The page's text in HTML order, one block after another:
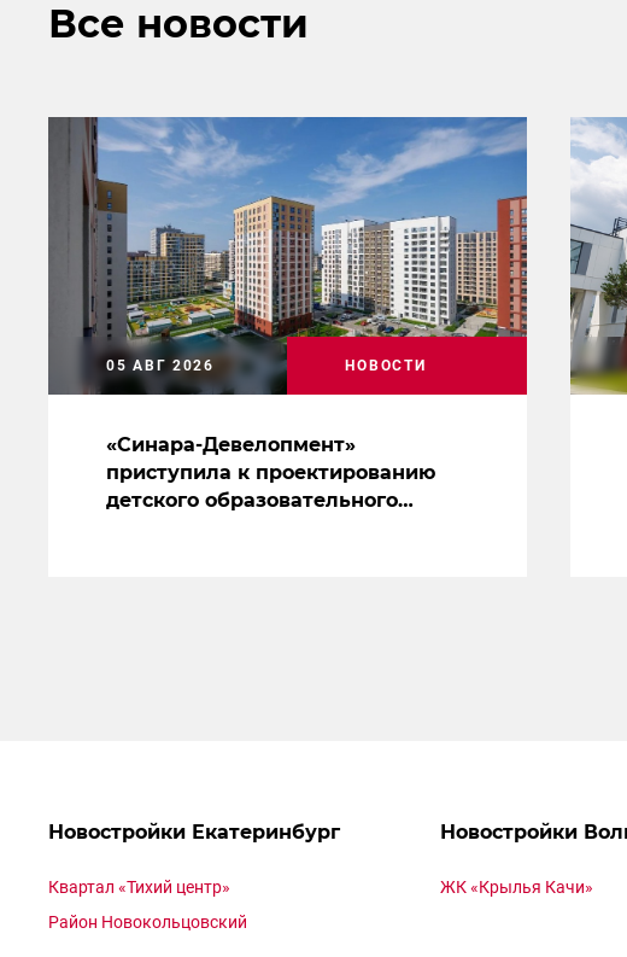
Все новости
«Синара-Девелопмент»
приступила к проектированию
детского образовательного
05 АВГ 2026 НОВОСТИ
Новостройки Екатеринбург
Квартал «Тихий центр»
Район Новокольцовский
Новостройки
ЖК «Крылья Качи»